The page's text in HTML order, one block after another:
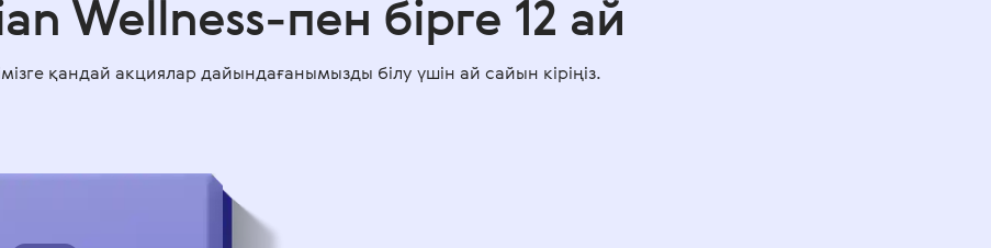
Wellness-пен бірге 12 ай
қандай акциялар дайындағанымызды білу үшін ай сайын кіріңіз.